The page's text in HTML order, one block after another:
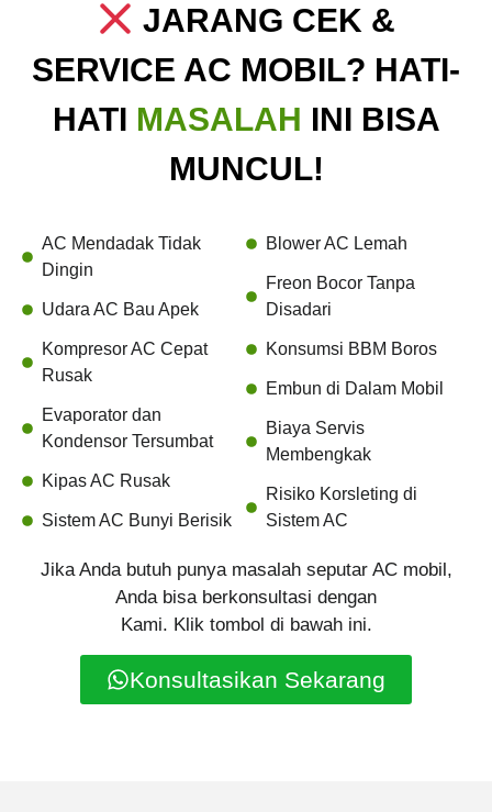
JARANG CEK &
SERVICE AC MOBIL? HATI-
HATI MASALAH INI BISA
MUNCUL!
AC Mendadak Tidak
Dingin
Udara AC Bau Apek
Kompresor AC Cepat
Rusak
Evaporator dan
Kondensor Tersumbat
Kipas AC Rusak
Sistem AC Bunyi Berisik
Blower AC Lemah
Freon Bocor Tanpa
Disadari
Konsumsi BBM Boros
Embun di Dalam Mobil
Biaya Servis
Membengkak
Risiko Korsleting di
Sistem AC
Jika Anda butuh punya masalah seputar AC mobil,
Anda bisa berkonsultasi dengan
Kami. Klik tombol di bawah ini.
Konsultasikan Sekarang